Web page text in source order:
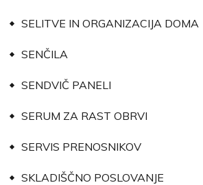
SELITVE IN ORGANIZACIJA DOMA
SENČILA
SENDVIČ PANELI
SERUM ZA RAST OBRVI
SERVIS PRENOSNIKOV
SKLADIŠČNO POSLOVANJE